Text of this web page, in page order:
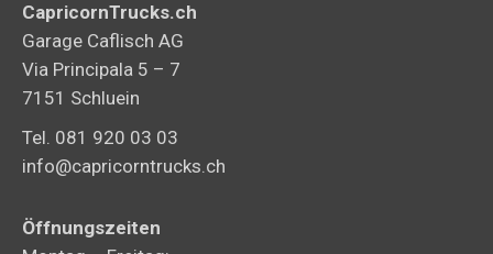
CapricornTrucks.ch
Garage Caflisch AG
Via Principala 5 – 7
7151 Schluein
Tel. 081 920 03 03
info@capricorntrucks.ch
Öffnungszeiten